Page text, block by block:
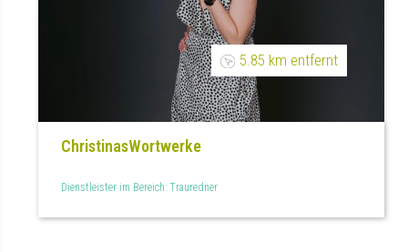
5.85 km entfernt
ChristinasWortwerke
Dienstleister im Bereich: Trauredner